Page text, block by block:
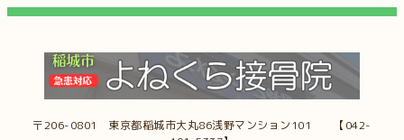
〒206-0801 東京都稲城市大丸86浅野マンション101 【042-